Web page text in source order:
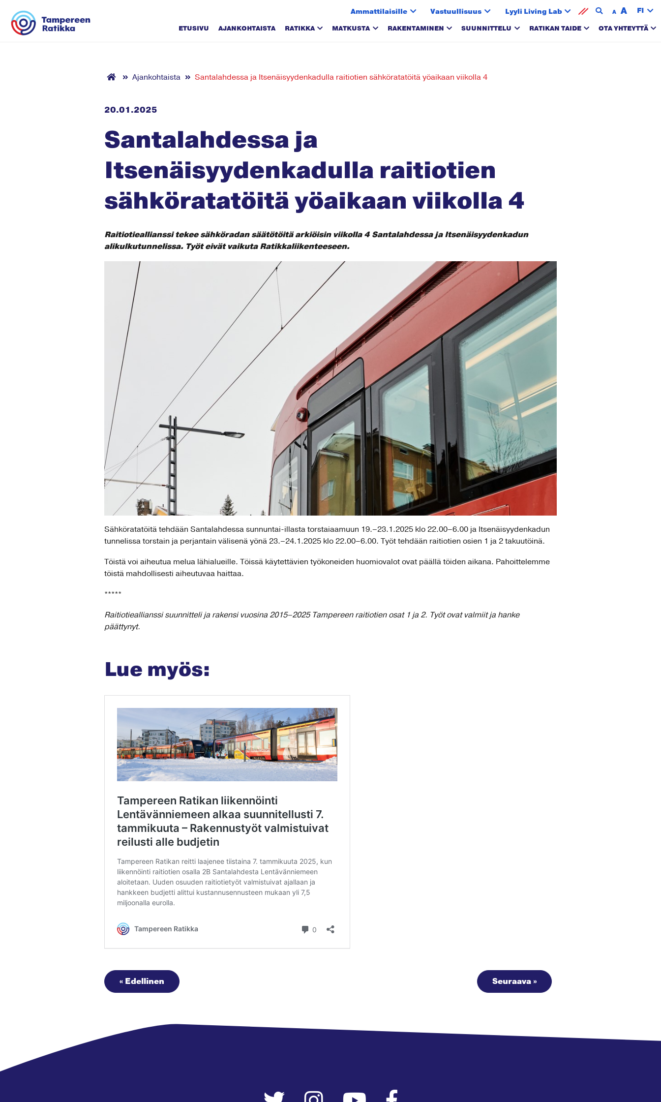
Ammattilaisille Vastuullisuus Lyyli Living Lab A A FI
ETUSIVU AJANKOHTAISTA RATIKKA MATKUSTA RAKENTAMINEN SUUNNITTELU RATIKAN TAIDE OTA YHTEYTTÄ
Ajankohtaista Santalahdessa ja Itsenäisyydenkadulla raitiotien sähköratatöitä yöaikaan viikolla 4
20.01.2025
Santalahdessa ja
Itsenäisyydenkadulla raitiotien
sähköratatöitä yöaikaan viikolla 4
Raitiotieallianssi tekee sähköradan säätötöitä arkiöisin viikolla 4 Santalahdessa ja Itsenäisyydenkadun
alikulkutunnelissa. Työt eivät vaikuta Ratikkaliikenteeseen.
Sähköratatöitä tehdään Santalahdessa sunnuntai-illasta torstaiaamuun 19.–23.1.2025 klo 22.00–6.00 ja Itsenäisyydenkadun
tunnelissa torstain ja perjantain välisenä yönä 23.–24.1.2025 klo 22.00–6.00. Työt tehdään raitiotien osien 1 ja 2 takuutöinä.
Töistä voi aiheutua melua lähialueille. Töissä käytettävien työkoneiden huomiovalot ovat päällä töiden aikana. Pahoittelemme
töistä mahdollisesti aiheutuvaa haittaa.
*****
Raitiotieallianssi suunnitteli ja rakensi vuosina 2015–2025 Tampereen raitiotien osat 1 ja 2. Työt ovat valmiit ja hanke
päättynyt.
Lue myös:
Seuraava »
« Edellinen